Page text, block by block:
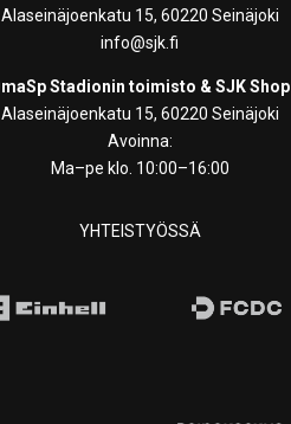
Alaseinäjoenkatu 15, 60220 Seinäjoki
info@sjk.fi
Stadionin toimisto & SJK Shop
Alaseinäjoenkatu 15, 60220 Seinäjoki
Avoinna:
Ma–pe klo. 10:00–16:00
YHTEISTYÖSSÄ